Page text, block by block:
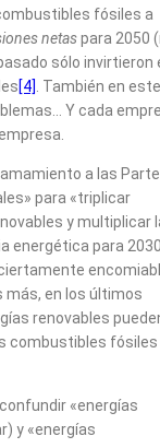
fósiles a
netaspara 2050
sólo invirtieron
[4] . También en este
Y cada
a las
para «triplicar
y multiplicar
energética para
más, en los últimos
renovables
combustibles fósiles
«energías
y «energías